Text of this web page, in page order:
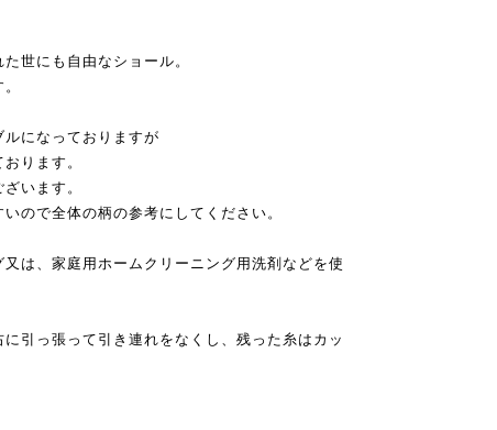
世にも自由なショール。
になっておりますが
ります。
います。
ので全体の柄の参考にしてください。
は、家庭用ホームクリーニング用洗剤などを使
引っ張って引き連れをなくし、残った糸はカッ